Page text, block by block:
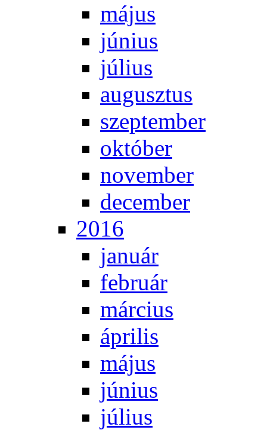
má­jus
jú­ni­us
jú­li­us
au­gusz­tus
szep­tem­ber
ok­tó­ber
no­vem­ber
de­cem­ber
2016
ja­nu­ár
feb­ru­ár
már­ci­us
áp­ri­lis
má­jus
jú­ni­us
jú­li­us